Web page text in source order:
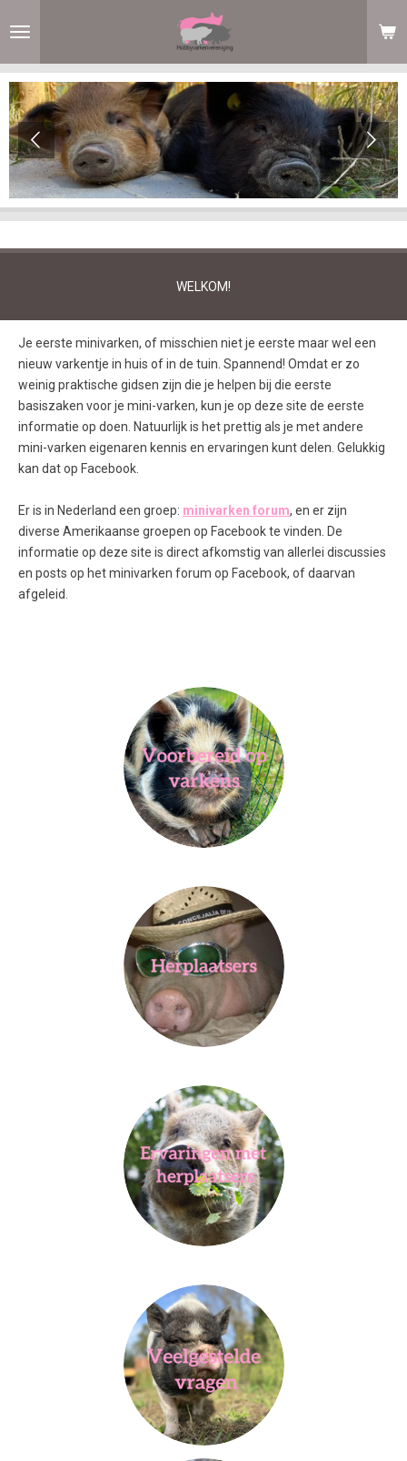
direct
de
hoofdinhoud
WELKOM!
Je eerste minivarken, of misschien niet je eerste maar wel een
nieuw varkentje in huis of in de tuin. Spannend! Omdat er zo
weinig praktische gidsen zijn die je helpen bij die eerste
basiszaken voor je mini-varken, kun je op deze site de eerste
informatie op doen. Natuurlijk is het prettig als je met andere
mini-varken eigenaren kennis en ervaringen kunt delen. Gelukkig
kan dat op Facebook.
Er is in Nederland een groep: minivarken forum, en er zijn
diverse Amerikaanse groepen op Facebook te vinden. De
informatie op deze site is direct afkomstig van allerlei discussies
en posts op het minivarken forum op Facebook, of daarvan
afgeleid.